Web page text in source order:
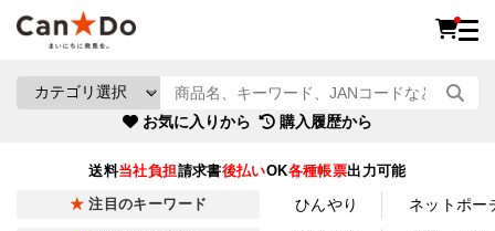
お気に入りから 購入履歴から
送料当社負担請求書後払いOK各種帳票出力可能
注目のキーワード ひんやり ネットポー